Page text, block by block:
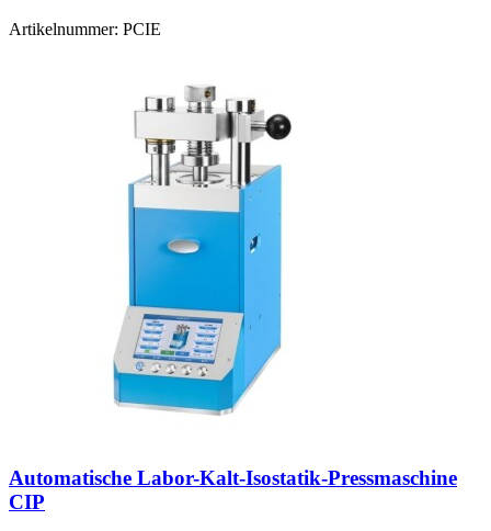
Artikelnummer: PCIE
Automatische Labor-Kalt-Isostatik-Pressmaschine
CIP